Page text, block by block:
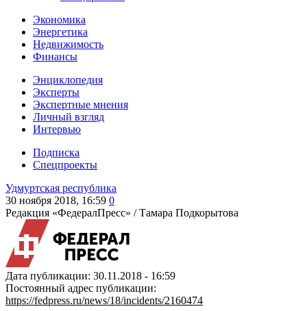
Экономика
Энергетика
Недвижимость
Финансы
Энциклопедия
Эксперты
Экспертные мнения
Личный взгляд
Интервью
Подписка
Спецпроекты
Удмуртская республика
30 ноября 2018, 16:59 0
Редакция «ФедералПресс» /Тамара Подкорытова
Дата публикации: 30.11.2018 - 16:59
Постоянный адрес публикации:
https://fedpress.ru/news/18/incidents/2160474